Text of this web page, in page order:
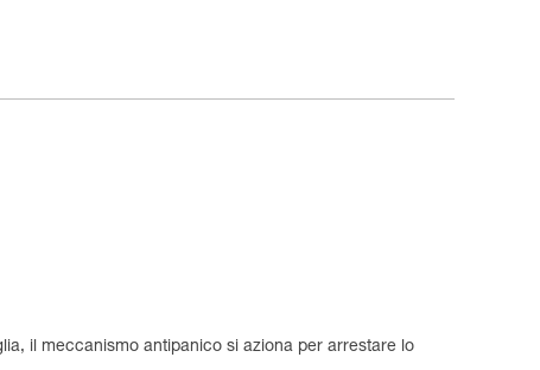
il meccanismo antipanico si aziona per arrestare lo